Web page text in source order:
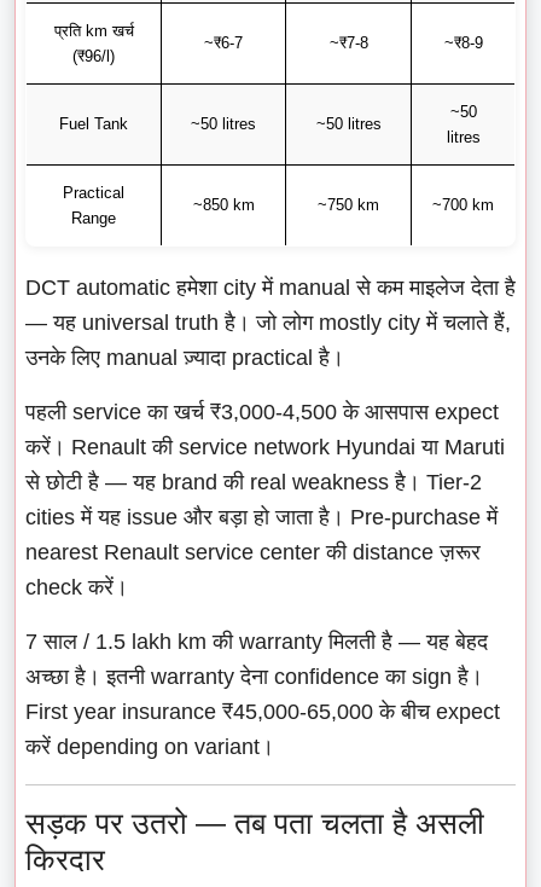
प्रति km खर्च
(₹96/l)
~₹6-7 ~₹7-8 ~₹8-9
Fuel Tank ~50 litres ~50 litres
~50
litres
Practical
Range
~850 km ~750 km ~700 km
DCT automatic हमेशा city में manual से कम माइलेज देता है
— यह universal truth है। जो लोग mostly city में चलाते हैं,
उनके लिए manual ज़्यादा practical है।
पहली service का खर्च ₹3,000-4,500 के आसपास expect
करें। Renault की service network Hyundai या Maruti
से छोटी है — यह brand की real weakness है। Tier-2
cities में यह issue और बड़ा हो जाता है। Pre-purchase में
nearest Renault service center की distance ज़रूर
check करें।
7 साल / 1.5 lakh km की warranty मिलती है — यह बेहद
अच्छा है। इतनी warranty देना confidence का sign है।
First year insurance ₹45,000-65,000 के बीच expect
करें depending on variant।
सड़क पर उतरो — तब पता चलता है असली
किरदार